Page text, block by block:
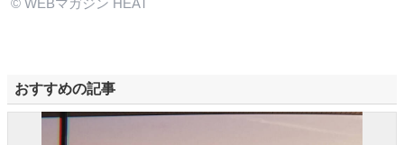
© WEBマガジン HEAT
おすすめの記事